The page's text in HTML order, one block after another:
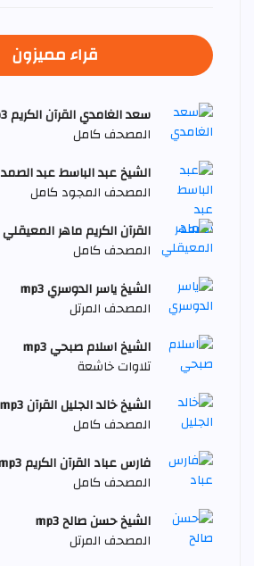
قراء مميزون
سعد الغامدي القرآن الكريم mp3
المصحف كامل
الشيخ عبد الباسط عبد الصمد mp3
المصحف المجود كامل
القرآن الكريم ماهر المعيقلي mp3
المصحف كامل
الشيخ ياسر الدوسري mp3
المصحف المرتل
الشيخ اسلام صبحي mp3
تلاوات خاشعة
الشيخ خالد الجليل القرآن mp3
المصحف كامل
فارس عباد القرآن الكريم mp3
المصحف كامل
الشيخ حسن صالح mp3
المصحف المرتل